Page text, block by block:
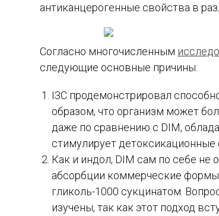
антиканцерогенные свойства в
Согласно многочисленным
следующие основные причины:
I3C продемонстрировал
образом, что организм может
даже по сравнению с DIM,
стимулирует
Как и индол, DIM сам по себе
абсорбции коммерческие
гликоль-1000 сукцинатом.
изучены, так как этот подход